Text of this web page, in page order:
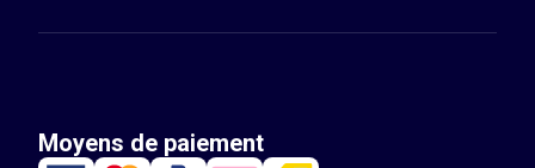
Moyens de paiement